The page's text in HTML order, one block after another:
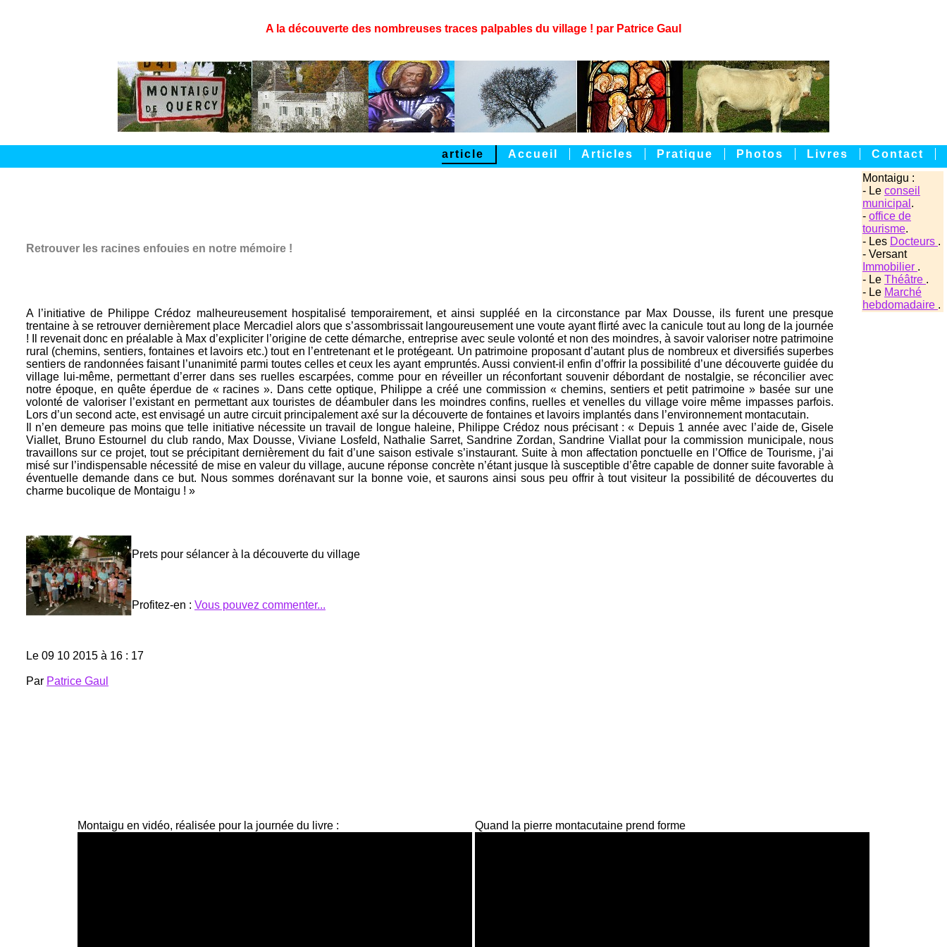
A la découverte des nombreuses traces palpables du village ! par Patrice Gaul
Contact
Livres
Photos
Pratique
Articles
Accueil
article
Retrouver les racines enfouies en notre mémoire !
A l’initiative de Philippe Crédoz malheureusement hospitalisé temporairement, et ainsi suppléé en la circonstance par Max Dousse, ils furent une presque
trentaine à se retrouver dernièrement place Mercadiel alors que s’assombrissait langoureusement une voute ayant flirté avec la canicule tout au long de la journée
! Il revenait donc en préalable à Max d’expliciter l’origine de cette démarche, entreprise avec seule volonté et non des moindres, à savoir valoriser notre patrimoine
rural (chemins, sentiers, fontaines et lavoirs etc.) tout en l’entretenant et le protégeant. Un patrimoine proposant d’autant plus de nombreux et diversifiés superbes
sentiers de randonnées faisant l’unanimité parmi toutes celles et ceux les ayant empruntés. Aussi convient-il enfin d’offrir la possibilité d’une découverte guidée du
village lui-même, permettant d’errer dans ses ruelles escarpées, comme pour en réveiller un réconfortant souvenir débordant de nostalgie, se réconcilier avec
notre époque, en quête éperdue de « racines ». Dans cette optique, Philippe a créé une commission « chemins, sentiers et petit patrimoine » basée sur une
volonté de valoriser l’existant en permettant aux touristes de déambuler dans les moindres confins, ruelles et venelles du village voire même impasses parfois.
Lors d’un second acte, est envisagé un autre circuit principalement axé sur la découverte de fontaines et lavoirs implantés dans l’environnement montacutain.
Il n’en demeure pas moins que telle initiative nécessite un travail de longue haleine, Philippe Crédoz nous précisant : « Depuis 1 année avec l’aide de, Gisele
Viallet, Bruno Estournel du club rando, Max Dousse, Viviane Losfeld, Nathalie Sarret, Sandrine Zordan, Sandrine Viallat pour la commission municipale, nous
travaillons sur ce projet, tout se précipitant dernièrement du fait d’une saison estivale s’instaurant. Suite à mon affectation ponctuelle en l’Office de Tourisme, j’ai
misé sur l’indispensable nécessité de mise en valeur du village, aucune réponse concrète n’étant jusque là susceptible d’être capable de donner suite favorable à
éventuelle demande dans ce but. Nous sommes dorénavant sur la bonne voie, et saurons ainsi sous peu offrir à tout visiteur la possibilité de découvertes du
charme bucolique de Montaigu ! »
Prets pour sélancer à la découverte du village
Profitez-en : Vous pouvez commenter...
Le 09 10 2015 à 16 : 17
Par Patrice Gaul
Montaigu :
- Le conseil
municipal .
- office de
tourisme.
- Les Docteurs .
- Versant
Immobilier .
- Le Théâtre .
- Le Marché
hebdomadaire .
Montaigu en vidéo, réalisée pour la journée du livre : Quand la pierre montacutaine prend forme